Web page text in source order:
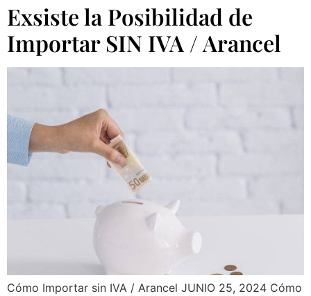
Exsiste la Posibilidad de
Importar SIN IVA / Arancel
Cómo Importar sin IVA / Arancel JUNIO 25, 2024 Cómo